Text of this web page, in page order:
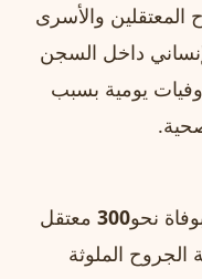
المعتقلين والأسرى
داخل السجن
يومية بسبب
نحو300 معتقل
الجروح الملوثة